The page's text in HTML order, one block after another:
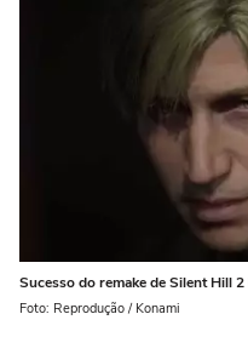
Sucesso do remake de Silent Hill
Foto: Reprodução / Konami